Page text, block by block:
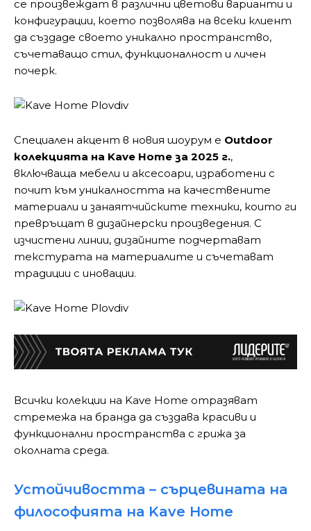
се произвеждат в различни цветови варианти и
конфигурации, което позволява на всеки клиент
да създаде своето уникално пространство,
съчетаващо стил, функционалност и личен
почерк.
Специален акцент в новия шоурум е Outdoor
колекцията на Kave Home за 2025 г.,
включваща мебели и аксесоари, изработени с
почит към уникалността на качествените
материали и занаятчийските техники, които ги
превръщат в дизайнерски произведения. С
изчистени линии, дизайните подчертават
текстурата на материалите и съчетават
традиции с иновации.
Всички колекции на Kave Home отразяват
стремежа на бранда да създава красиви и
функционални пространства с грижа за
околната среда.
Устойчивостта – сърцевината на
философията на Kave Home